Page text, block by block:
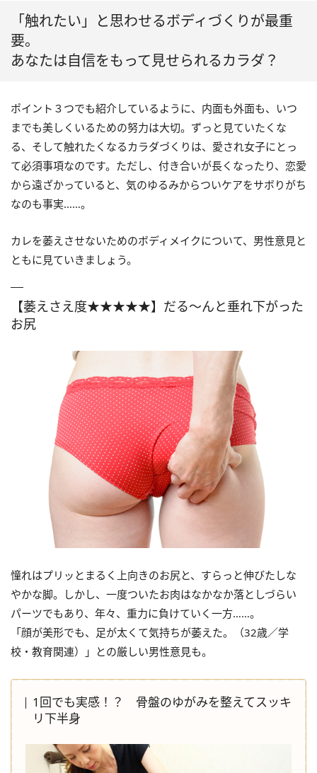
「触れたい」と思わせるボディづくりが最重
要。
あなたは自信をもって見せられるカラダ？
ポイント３つでも紹介しているように、内面も外面も、いつ
までも美しくいるための努力は大切。ずっと見ていたくな
る、そして触れたくなるカラダづくりは、愛され女子にとっ
て必須事項なのです。ただし、付き合いが長くなったり、恋愛
から遠ざかっていると、気のゆるみからついケアをサボりがち
なのも事実……。
カレを萎えさせないためのボディメイクについて、男性意見と
ともに見ていきましょう。
【萎えさえ度★★★★★】だる～んと垂れ下がった
お尻
憧れはプリッとまるく上向きのお尻と、すらっと伸びたしな
やかな脚。しかし、一度ついたお肉はなかなか落としづらい
パーツでもあり、年々、重力に負けていく一方……。
「顔が美形でも、足が太くて気持ちが萎えた。（32歳／学
校・教育関連）」との厳しい男性意見も。
1回でも実感！？ 骨盤のゆがみを整えてスッキ
リ下半身